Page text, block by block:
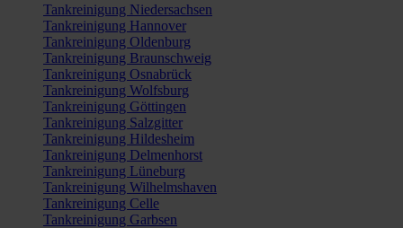
Tankreinigung Niedersachsen
Tankreinigung Hannover
Tankreinigung Oldenburg
Tankreinigung Braunschweig
Tankreinigung Osnabrück
Tankreinigung Wolfsburg
Tankreinigung Göttingen
Tankreinigung Salzgitter
Tankreinigung Hildesheim
Tankreinigung Delmenhorst
Tankreinigung Lüneburg
Tankreinigung Wilhelmshaven
Tankreinigung Celle
Tankreinigung Garbsen